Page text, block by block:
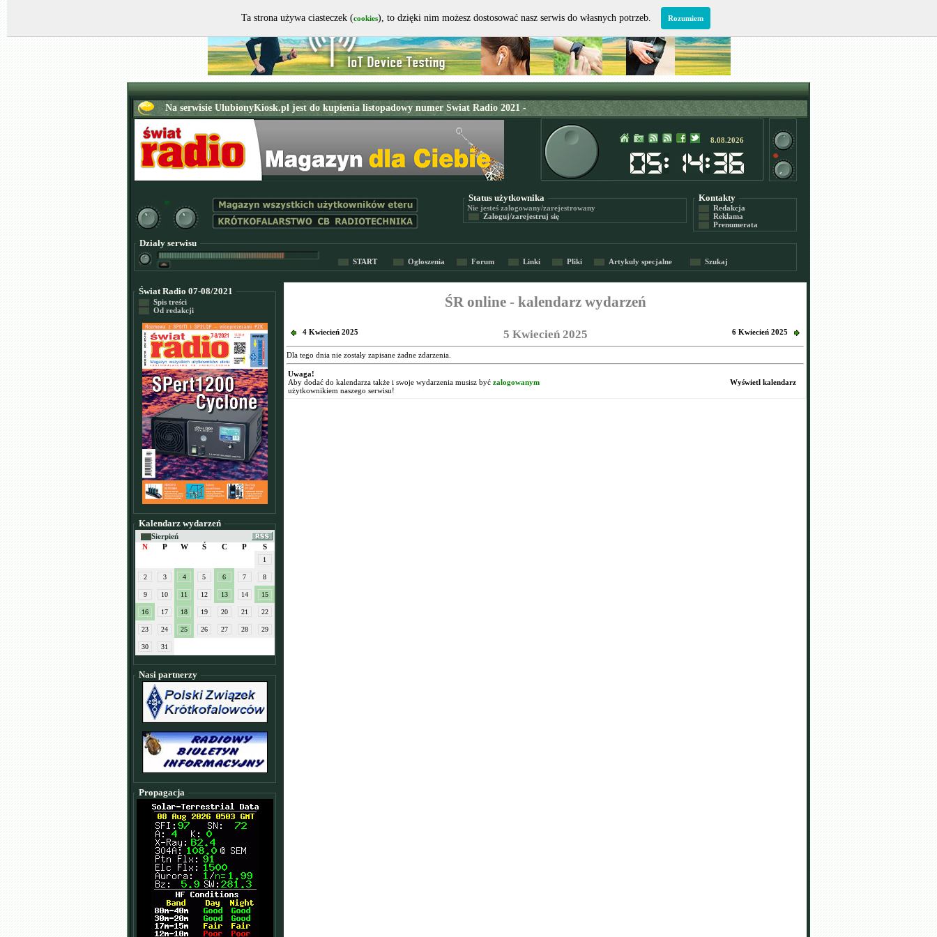
8.08.2026
Status użytkownika
Nie jesteś zalogowany/zarejestrowany
Zaloguj/zarejestruj się
Kontakty
Redakcja
Reklama
Prenumerata
Działy serwisu
START Ogłoszenia Forum Linki Pliki Artykuły specjalne Szukaj
Świat Radio 07-08/2021
Spis treści
Od redakcji
Kalendarz wydarzeń
Sierpień
N
P W Ś C P S
1
2 3 4 5 6 7 8
9 10 11 12 13 14 15
16 17 18 19 20 21 22
23 24 25 26 27 28 29
30 31
Nasi partnerzy
Propagacja
ŚR online - kalendarz wydarzeń
4 Kwiecień 2025 5 Kwiecień 2025 6 Kwiecień 2025
Dla tego dnia nie zostały zapisane żadne zdarzenia.
Uwaga!
Aby dodać do kalendarza także i swoje wydarzenia musisz być zalogowanym
użytkownikiem naszego serwisu!
Wyświetl kalendarz
Ta strona używa ciasteczek (cookies), to dzięki nim możesz dostosować nasz serwis do własnych potrzeb. Rozumiem